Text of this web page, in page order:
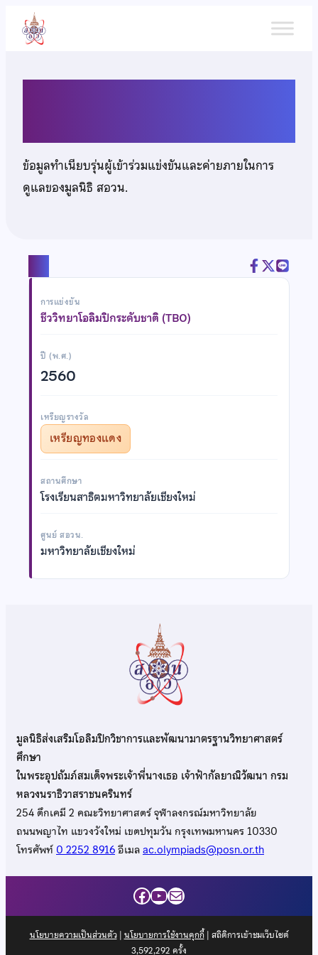
เนื้อหา
ข้อมูลทำเนียบรุ่นผู้เข้าร่วมแข่งขันและค่ายภายในการ
ดูแลของมูลนิธิ สอวน.
การแข่งขัน
ชีววิทยาโอลิมปิกระดับชาติ (TBO)
ปี (พ.ศ.)
2560
เหรียญรางวัล
เหรียญทองแดง
สถานศึกษา
โรงเรียนสาธิตมหาวิทยาลัยเชียงใหม่
ศูนย์ สอวน.
มหาวิทยาลัยเชียงใหม่
มูลนิธิส่งเสริมโอลิมปิกวิชาการและพัฒนามาตรฐานวิทยาศาสตร์
ศึกษา
ในพระอุปถัมภ์สมเด็จพระเจ้าพี่นางเธอ เจ้าฟ้ากัลยาณิวัฒนา กรม
หลวงนราธิวาสราชนครินทร์
254 ตึกเคมี 2 คณะวิทยาศาสตร์ จุฬาลงกรณ์มหาวิทยาลัย
ถนนพญาไท แขวงวังใหม่ เขตปทุมวัน กรุงเทพมหานคร 10330
โทรศัพท์0 2252 8916อีเมลac.olympiads@posn.or.th
Facebook
YouTube
Mail
นโยบายความเป็นส่วนตัว| นโยบายการใช้งานคุกกี้| สถิติการเข้าชมเว็บไซต์
3,592,292 ครั้ง